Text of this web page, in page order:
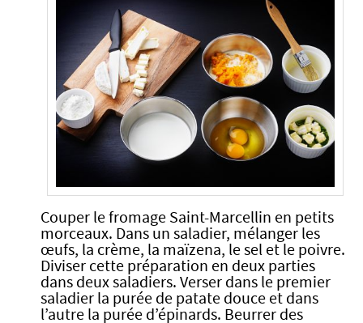
Couper le fromage Saint-Marcellin en petits
morceaux. Dans un saladier, mélanger les
œufs, la crème, la maïzena, le sel et le poivre.
Diviser cette préparation en deux parties
dans deux saladiers. Verser dans le premier
saladier la purée de patate douce et dans
l’autre la purée d’épinards. Beurrer des